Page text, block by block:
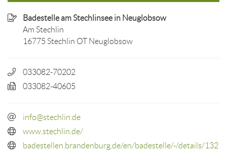
Badestelle am Stechlinsee in Neuglobsow
Am Stechlin
16775 Stechlin OT Neuglobsow
033082-70202
033082-40605
info@stechlin.de
www.stechlin.de/
badestellen.brandenburg.de/en/badestelle/-/details/132